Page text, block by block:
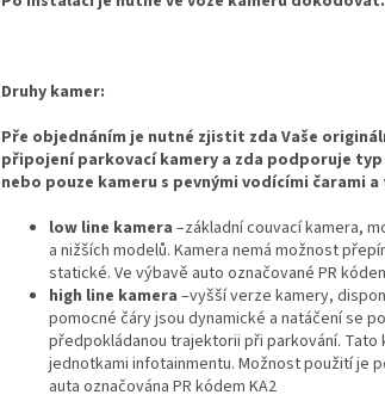
Druhy kamer:
Pře objednáním je nutné zjistit zda Vaše
připojení parkovací kamery a zda podporuje
nebo pouze kameru s pevnými vodícími čarami a
low line kamera –základní couvací kamera,
a nižších modelů. Kamera nemá možnost
statické. Ve výbavě auto označované PR
high line kamera –vyšší verze kamery,
pomocné čáry jsou dynamické a natáčení se
předpokládanou trajektorii při parkování. Tato
jednotkami infotainmentu. Možnost použití je
auta označována PR kódem KA2